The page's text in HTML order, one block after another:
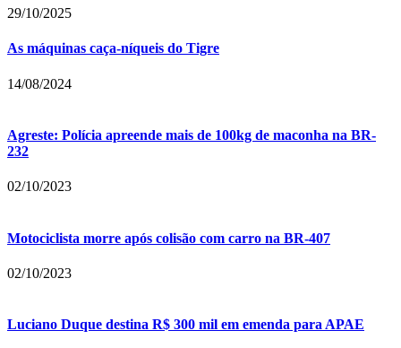
29/10/2025
As máquinas caça-níqueis do Tigre
14/08/2024
Agreste: Polícia apreende mais de 100kg de maconha na BR-
232
02/10/2023
Motociclista morre após colisão com carro na BR-407
02/10/2023
Luciano Duque destina R$ 300 mil em emenda para APAE